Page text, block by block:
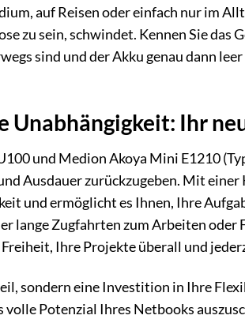
auf Reisen oder einfach nur im
zu sein, schwindet. Kennen Sie
sind und der Akku genau dann
Unabhängigkeit: Ihr
und Medion Akoya Mini E1210
Ausdauer zurückzugeben. Mit
und ermöglicht es Ihnen, Ihre
lange Zugfahrten zum Arbeiten
Freiheit, Ihre Projekte überall und
sondern eine Investition in Ihre
Potenzial Ihres Netbooks